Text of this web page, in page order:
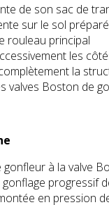
de son sac de
sur le sol préparé
rouleau principal
les
la
valves Boston de
gonfleur à la valve
progressif
en pression